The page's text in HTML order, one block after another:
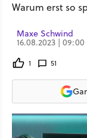
Warum erst so
Maxe Schwind
16.08.2023 |
1 51